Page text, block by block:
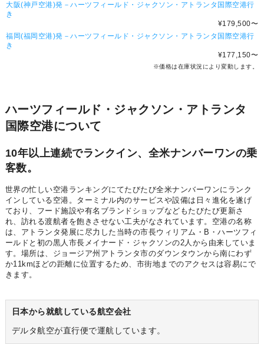
大阪(神戸空港)発－ハーツフィールド・ジャクソン・アトランタ国際空港行
き
¥179,500〜
福岡(福岡空港)発－ハーツフィールド・ジャクソン・アトランタ国際空港行
き
¥177,150〜
※価格は在庫状況により変動します。
ハーツフィールド・ジャクソン・アトランタ
国際空港について
10年以上連続でランクイン、全米ナンバーワンの乗
客数。
世界の忙しい空港ランキングにてたびたび全米ナンバーワンにランク
インしている空港。ターミナル内のサービスや設備は日々進化を遂げ
ており、フード施設や有名ブランドショップなどもたびたび更新さ
れ、訪れる渡航者を飽きさせない工夫がなされています。空港の名称
は、アトランタ発展に尽力した当時の市長ウィリアム・B・ハーツフィ
ールドと初の黒人市長メイナード・ジャクソンの2人から由来していま
す。場所は、ジョージア州アトランタ市のダウンタウンから南にわず
か11kmほどの距離に位置するため、市街地までのアクセスは容易にで
きます。
日本から就航している航空会社
デルタ航空が直行便で運航しています。